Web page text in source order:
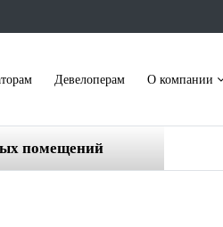
Девелоперам О компании
помещений